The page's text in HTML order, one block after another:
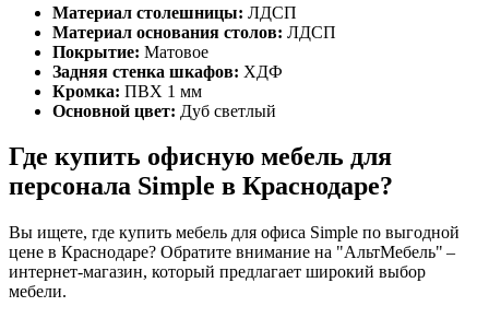
Материал столешницы: ЛДСП
Материал основания столов: ЛДСП
Покрытие: Матовое
Задняя стенка шкафов: ХДФ
Кромка: ПВХ 1 мм
Основной цвет: Дуб светлый
Где купить офисную мебель для
персонала Simple в Краснодаре?
Вы ищете, где купить мебель для офиса Simple по выгодной
цене в Краснодаре? Обратите внимание на "АльтМебель" –
интернет-магазин, который предлагает широкий выбор
мебели.